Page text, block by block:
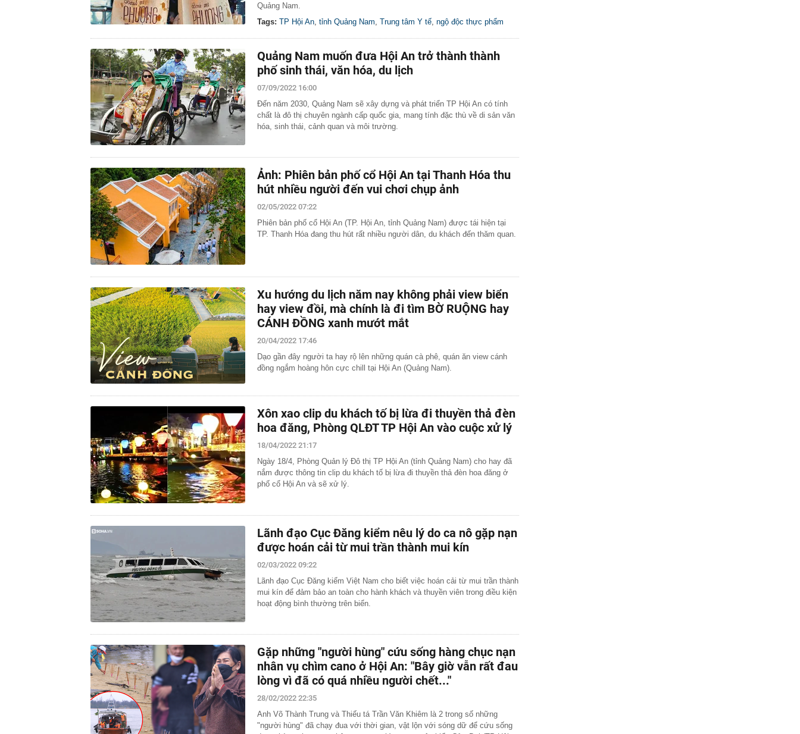
Quảng Nam.
Tags: TP Hội An tỉnh Quảng Nam Trung tâm Y tế ngộ độc thực phẩm
Quảng Nam muốn đưa Hội An trở thành thành
phố sinh thái, văn hóa, du lịch
07/09/2022 16:00
Đến năm 2030, Quảng Nam sẽ xây dựng và phát triển TP Hội An có tính
chất là đô thị chuyên ngành cấp quốc gia, mang tính đặc thù về di sản văn
hóa, sinh thái, cảnh quan và môi trường.
Ảnh: Phiên bản phố cổ Hội An tại Thanh Hóa thu
hút nhiều người đến vui chơi chụp ảnh
02/05/2022 07:22
Phiên bản phố cổ Hội An (TP. Hội An, tỉnh Quảng Nam) được tái hiện tại
TP. Thanh Hóa đang thu hút rất nhiều người dân, du khách đến thăm quan.
Xu hướng du lịch năm nay không phải view biển
hay view đồi, mà chính là đi tìm BỜ RUỘNG hay
CÁNH ĐỒNG xanh mướt mắt
20/04/2022 17:46
Dạo gần đây người ta hay rộ lên những quán cà phê, quán ăn view cánh
đồng ngắm hoàng hôn cực chill tại Hội An (Quảng Nam).
Xôn xao clip du khách tố bị lừa đi thuyền thả đèn
hoa đăng, Phòng QLĐT TP Hội An vào cuộc xử lý
18/04/2022 21:17
Ngày 18/4, Phòng Quản lý Đô thị TP Hội An (tỉnh Quảng Nam) cho hay đã
nắm được thông tin clip du khách tố bị lừa đi thuyền thả đèn hoa đăng ở
phố cổ Hội An và sẽ xử lý.
Lãnh đạo Cục Đăng kiểm nêu lý do ca nô gặp nạn
được hoán cải từ mui trần thành mui kín
02/03/2022 09:22
Lãnh đạo Cục Đăng kiểm Việt Nam cho biết việc hoán cải từ mui trần thành
mui kín để đảm bảo an toàn cho hành khách và thuyền viên trong điều kiện
hoạt động bình thường trên biển.
Gặp những "người hùng" cứu sống hàng chục nạn
nhân vụ chìm cano ở Hội An: "Bây giờ vẫn rất đau
lòng vì đã có quá nhiều người chết..."
28/02/2022 22:35
Anh Võ Thành Trung và Thiếu tá Trần Văn Khiêm là 2 trong số những
"người hùng" đã chạy đua với thời gian, vật lộn với sóng dữ để cứu sống